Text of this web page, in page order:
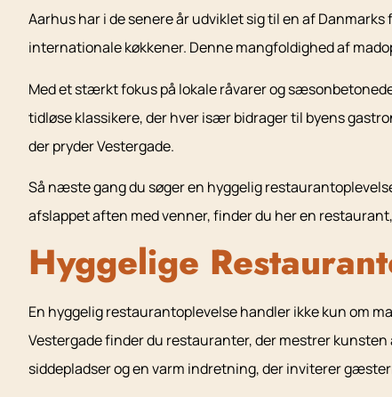
Aarhus har i de senere år udviklet sig til en af
internationale køkkener. Denne mangfoldighed af
Med et stærkt fokus på lokale råvarer og
tidløse klassikere, der hver især bidrager til byens
der pryder Vestergade.
Så næste gang du søger en hyggelig
afslappet aften med venner, finder du her en
Hyggelige
En hyggelig restaurantoplevelse handler ikke kun om
Vestergade finder du restauranter, der mestrer
siddepladser og en varm indretning, der inviterer